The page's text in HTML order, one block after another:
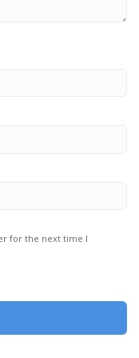
for the next time I